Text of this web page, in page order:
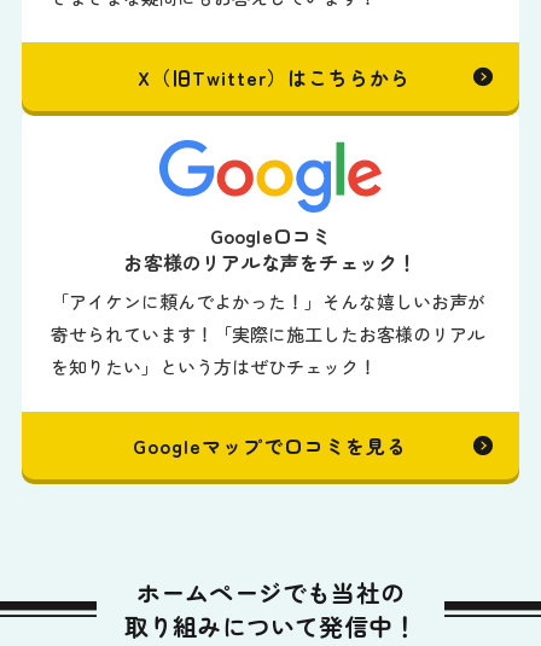
X（旧Twitter）はこちらから
Google口コミ
お客様のリアルな声をチェック！
「アイケンに頼んでよかった！」そんな嬉しいお声が
寄せられています！「実際に施工したお客様のリアル
を知りたい」という方はぜひチェック！
Googleマップで口コミを見る
ホームページでも当社の
取り組みについて発信中！